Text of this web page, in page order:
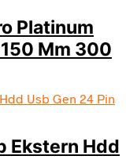
Platinum
Mm 300
Ekstern Hdd